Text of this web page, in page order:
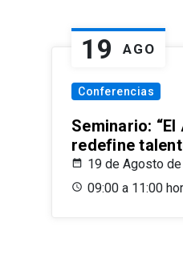
19 AGO
Conferencias
Seminario:
redefine
19 de Agosto
09:00 a 11:00